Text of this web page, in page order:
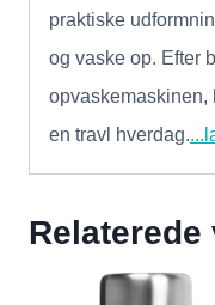
praktiske
og vaske op. Efter
opvaskemaskinen,
en travl hverdag.
Relaterede